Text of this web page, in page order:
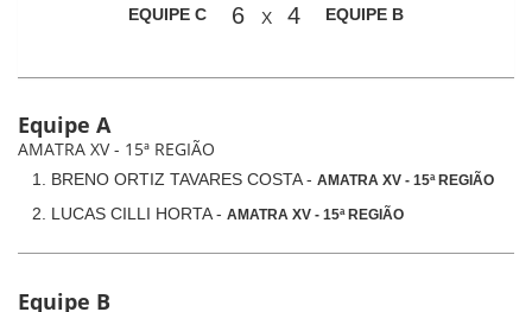
EQUIPE C 6 X 4 EQUIPE B
Equipe A
AMATRA XV - 15ª REGIÃO
BRENO ORTIZ TAVARES COSTA - AMATRA XV - 15ª REGIÃO
LUCAS CILLI HORTA - AMATRA XV - 15ª REGIÃO
Equipe B